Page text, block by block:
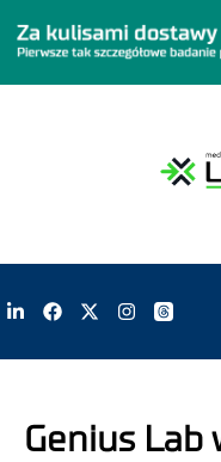
Genius Lab